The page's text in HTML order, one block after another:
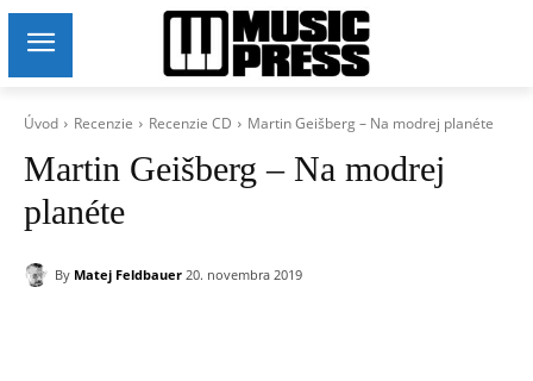
Úvod Recenzie Recenzie CD Martin Geišberg – Na modrej planéte
Martin Geišberg – Na modrej
planéte
By Matej Feldbauer 20. novembra 2019